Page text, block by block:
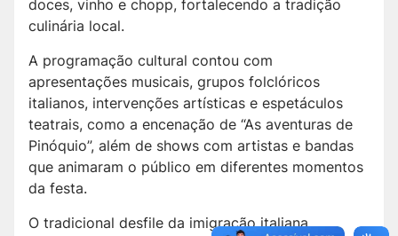
doces, vinho e chopp, fortalecendo a tradição
culinária local.
A programação cultural contou com
apresentações musicais, grupos folclóricos
italianos, intervenções artísticas e espetáculos
teatrais, como a encenação de “As aventuras de
Pinóquio”, além de shows com artistas e bandas
que animaram o público em diferentes momentos
da festa.
O tradicional desfile da imigração italiana,